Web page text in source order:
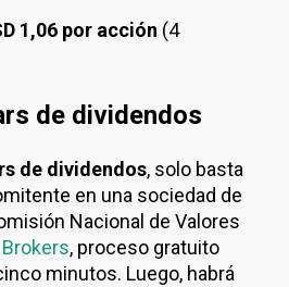
1,06 por acción (4
de dividendos
de dividendos, solo basta
en una sociedad de
Nacional de Valores
, proceso gratuito
minutos. Luego, habrá